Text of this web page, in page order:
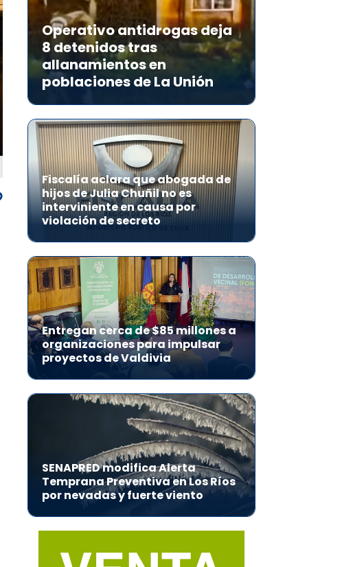
Operativo antidrogas deja
8 detenidos tras
allanamientos en
poblaciones de La Unión
Fiscalía aclara que abogada de
hijos de Julia Chuñil no es
interviniente en causa por
violación de secreto
Entregan cerca de $85 millones a
organizaciones para impulsar
proyectos de Valdivia
SENAPRED modifica Alerta
Temprana Preventiva en Los Ríos
por nevadas y fuerte viento